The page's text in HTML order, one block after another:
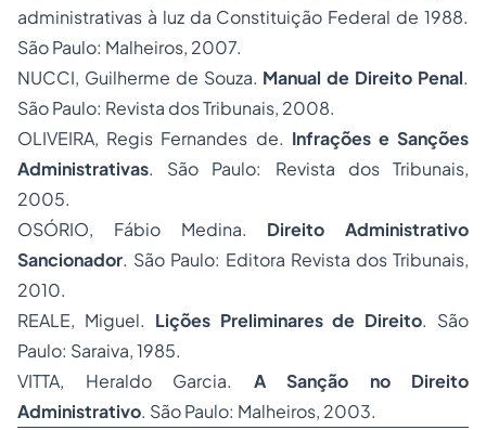
administrativas à luz da Constituição Federal de 1988.
São Paulo: Malheiros, 2007.
NUCCI, Guilherme de Souza. Manual de Direito Penal.
São Paulo: Revista dos Tribunais, 2008.
OLIVEIRA, Regis Fernandes de. Infrações e Sanções
Administrativas. São Paulo: Revista dos Tribunais,
2005.
OSÓRIO, Fábio Medina. Direito Administrativo
Sancionador. São Paulo: Editora Revista dos Tribunais,
2010.
REALE, Miguel. Lições Preliminares de Direito. São
Paulo: Saraiva, 1985.
VITTA, Heraldo Garcia. A Sanção no Direito
Administrativo. São Paulo: Malheiros, 2003.